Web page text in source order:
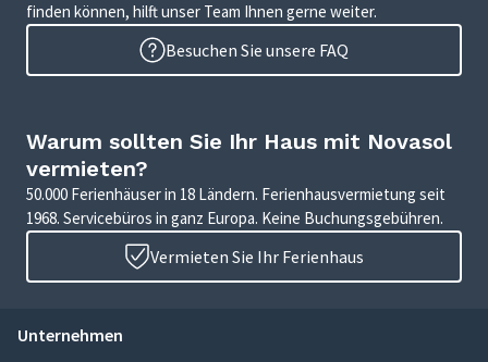
finden können, hilft unser Team Ihnen gerne weiter.
Besuchen Sie unsere FAQ
Warum sollten Sie Ihr Haus mit Novasol
vermieten?
50.000 Ferienhäuser in 18 Ländern. Ferienhausvermietung seit
1968. Servicebüros in ganz Europa. Keine Buchungsgebühren.
Vermieten Sie Ihr Ferienhaus
Unternehmen